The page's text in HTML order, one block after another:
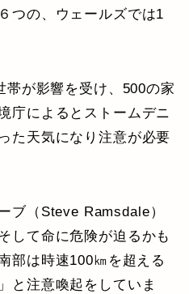
つの、ウェールズでは1
帯が影響を受け、500の家
庁によるとストームデニ
た天気になり注意が必要
ブ（Steve Ramsdale）
して命に危険が迫るかも
部は時速100㎞を超える
と注意喚起をしていま